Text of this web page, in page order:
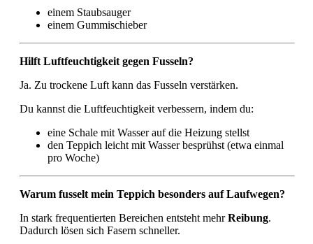
einem Staubsauger
einem Gummischieber
Hilft Luftfeuchtigkeit gegen Fusseln?
Ja. Zu trockene Luft kann das Fusseln verstärken.
Du kannst die Luftfeuchtigkeit verbessern, indem du:
eine Schale mit Wasser auf die Heizung stellst
den Teppich leicht mit Wasser besprühst (etwa einmal
pro Woche)
Warum fusselt mein Teppich besonders auf Laufwegen?
In stark frequentierten Bereichen entsteht mehrReibung.
Dadurch lösen sich Fasern schneller.